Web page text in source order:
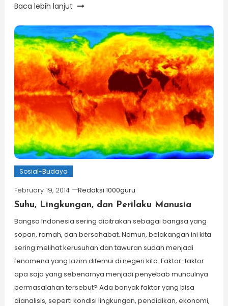
Baca lebih lanjut
Sosial-Budaya
February 19, 2014
Redaksi 1000guru
Suhu, Lingkungan, dan Perilaku Manusia
Bangsa Indonesia sering dicitrakan sebagai bangsa yang
sopan, ramah, dan bersahabat. Namun, belakangan ini kita
sering melihat kerusuhan dan tawuran sudah menjadi
fenomena yang lazim ditemui di negeri kita. Faktor-faktor
apa saja yang sebenarnya menjadi penyebab munculnya
permasalahan tersebut? Ada banyak faktor yang bisa
dianalisis, seperti kondisi lingkungan, pendidikan, ekonomi,